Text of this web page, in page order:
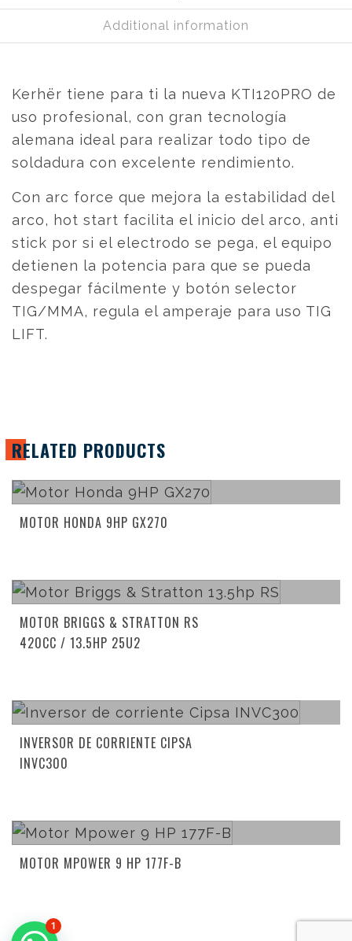
Additional information
Kerhër tiene para ti la nueva KTI120PRO de
uso profesional, con gran tecnología
alemana ideal para realizar todo tipo de
soldadura con excelente rendimiento.
Con arc force que mejora la estabilidad del
arco, hot start facilita el inicio del arco, anti
stick por si el electrodo se pega, el equipo
detienen la potencia para que se pueda
despegar fácilmente y botón selector
TIG/MMA, regula el amperaje para uso TIG
LIFT.
RELATED PRODUCTSRead more
MOTOR HONDA 9HP GX270
MOTOR BRIGGS & STRATTON RS
420CC / 13.5HP 25U2
INVERSOR DE CORRIENTE CIPSA
INVC300
MOTOR MPOWER 9 HP 177F-B
1